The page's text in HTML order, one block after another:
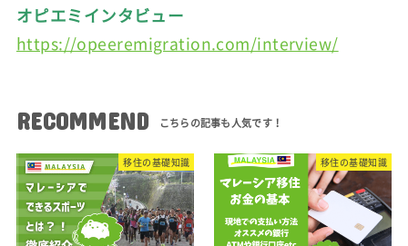
オピエミインタビュー
https://opeeremigration.com/interview/
RECOMMEND
移住の基礎知識 移住の基礎知識